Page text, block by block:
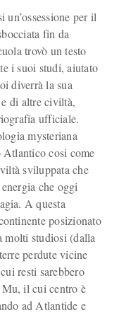
per il
fin da
trovò un testo
i suoi studi, aiutato
diverrà la sua
di altre civiltà,
ufficiale.
mysteriana
Atlantico cosi come
sviluppata che
che oggi
A questa
posizionato
molti studiosi (dalla
perdute vicine
resti sarebbero
Mu, il cui centro è
ad Atlantide e